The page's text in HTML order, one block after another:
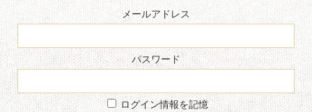
メールアドレス
パスワード
ログイン情報を記憶